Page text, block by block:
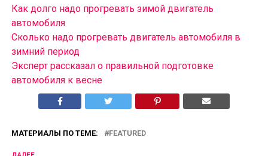
Как долго надо прогревать зимой двигатель
автомобиля
Сколько надо прогревать двигатель автомобиля в
зимний период
Эксперт рассказал о правильной подготовке
автомобиля к весне
МАТЕРИАЛЫ ПО ТЕМЕ: FEATURED